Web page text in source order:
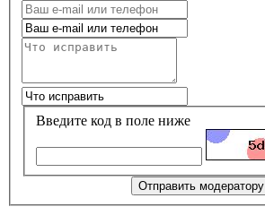
Введите код в поле ниже
Отправить модератору